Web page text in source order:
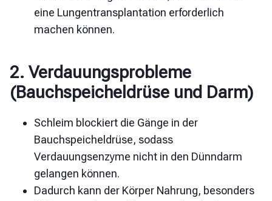
eine Lungentransplantation erforderlich
machen können.
2. Verdauungsprobleme
(Bauchspeicheldrüse und Darm)
Schleim blockiert die Gänge in der
Bauchspeicheldrüse, sodass
Verdauungsenzyme nicht in den Dünndarm
gelangen können.
Dadurch kann der Körper Nahrung, besonders